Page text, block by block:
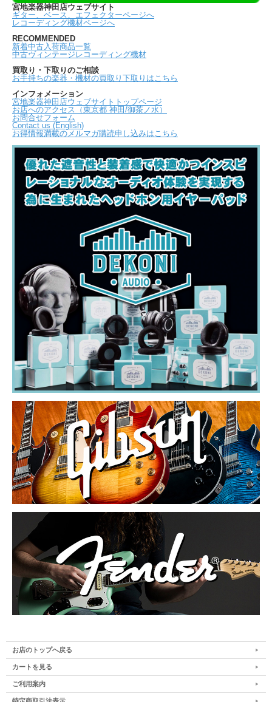
宮地楽器神田店ウェブサイト
ギター、ベース、エフェクターページへ
レコーディング機材ページへ
RECOMMENDED
新着中古入荷商品一覧
中古ヴィンテージレコーディング機材
買取り・下取りのご相談
お手持ちの楽器・機材の買取り下取りはこちら
インフォメーション
宮地楽器神田店ウェブサイトトップページ
お店へのアクセス（東京都 神田/御茶ノ水）
お問合せフォーム
Contact us (English)
お得情報満載のメルマガ購読申し込みはこちら
お店のトップへ戻る
カートを見る
ご利用案内